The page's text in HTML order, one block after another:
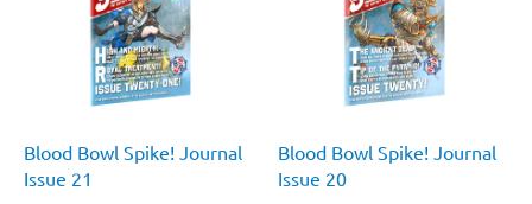
Blood Bowl Spike! Journal
Issue 21
Blood Bowl Spike! Journal
Issue 20